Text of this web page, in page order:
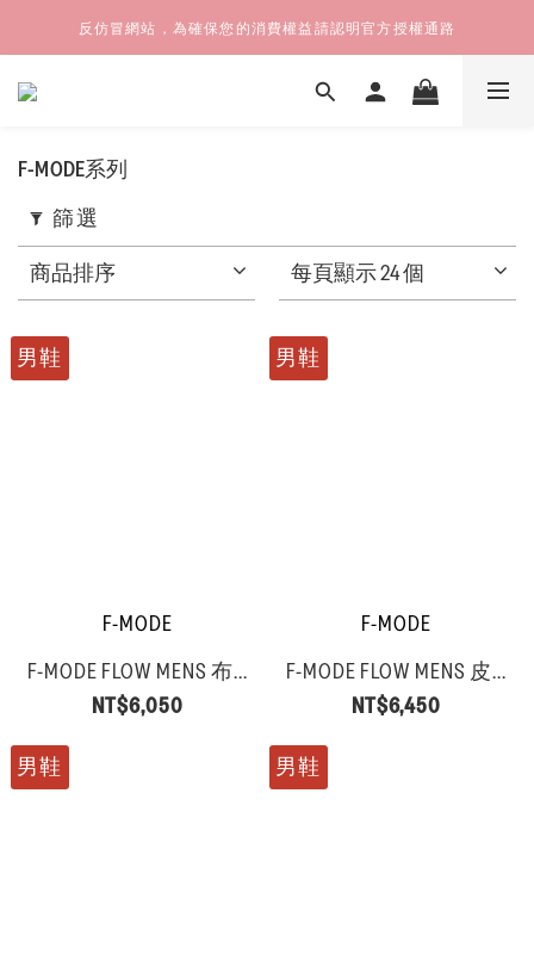
反仿冒網站，為確保您的消費權益請認明官方授權通路
F-MODE系列
篩選
商品排序 每頁顯示 24 個
男鞋
F-MODE
F-MODE FLOW MENS 布...
NT$6,050
男鞋
F-MODE
F-MODE FLOW MENS 皮...
NT$6,450
男鞋 男鞋